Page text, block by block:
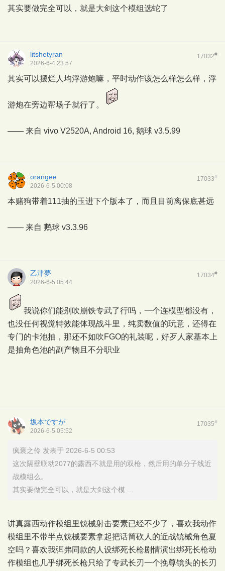
其实要做完全可以，就是大剑这个模组选蛇了
17032#
litshetyran
2026-6-4 23:57
其实可以摆烂人均浮游炮嘛，平时动作该怎么样怎么样，浮
游炮在旁边帮场子就行了。
—— 来自 vivo V2520A, Android 16, 鹅球 v3.5.99
17033#
orangee
2026-6-5 00:08
本赌狗带着111抽的玉进下个版本了，而且目前离保底甚远
—— 来自 鹅球 v3.3.96
17034#
乙津夢
2026-6-5 05:44
我说你们能别吹崩铁专武了行吗，一个连模型都没有，
也没任何视觉特效能体现战斗里，纯卖数值的玩意，还得在
专门的卡池抽，那还不如吹FGO的礼装呢，好歹人家基本上
是抽角色池的副产物且不分职业
17035#
坂本ですが
2026-6-5 05:52
疯褒之伶 发表于 2026-6-5 00:53
这次隔壁联动2077的露西不就是用的双枪，然后用的单分子线近
战模组么。
其实要做完全可以，就是大剑这个模 ...
讲真露西动作模组里铳械射击要素已经不少了，喜欢我动作
模组里不带半点铳械要素拿起把话筒砍人的近战铳械角色夏
空吗？喜欢我弭弗同款的人设绑死长枪剧情演出绑死长枪动
作模组也几乎绑死长枪只给了专武长刃一个挽尊镜头的长刃